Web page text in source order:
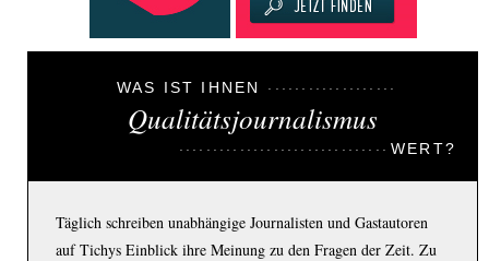
WAS IST IHNEN
Qualitätsjournalismus
WERT?
Täglich schreiben unabhängige Journalisten und Gastautoren
auf Tichys Einblick ihre Meinung zu den Fragen der Zeit. Zu